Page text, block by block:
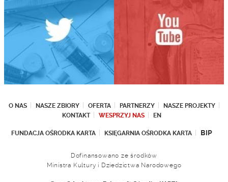
O NAS NASZE ZBIORY OFERTA PARTNERZY
NASZE PROJEKTY
KONTAKT
WESPRZYJ NAS EN
FUNDACJA OŚRODKA KARTA KSIĘGARNIA OŚRODKA KARTA BIP
Dofinansowano ze środków
Ministra Kultury i Dziedzictwa Narodowego